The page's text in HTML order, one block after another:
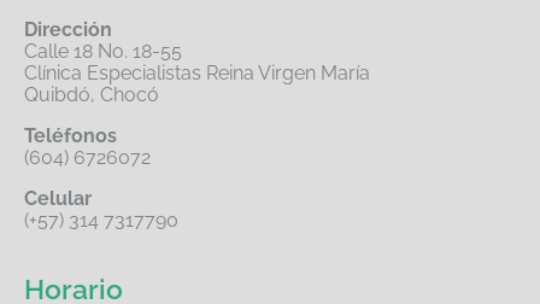
Dirección
Calle 18 No. 18-55
Clínica Especialistas Reina Virgen María
Quibdó, Chocó
Teléfonos
(604) 6726072
Celular
(+57) 314 7317790
Horario